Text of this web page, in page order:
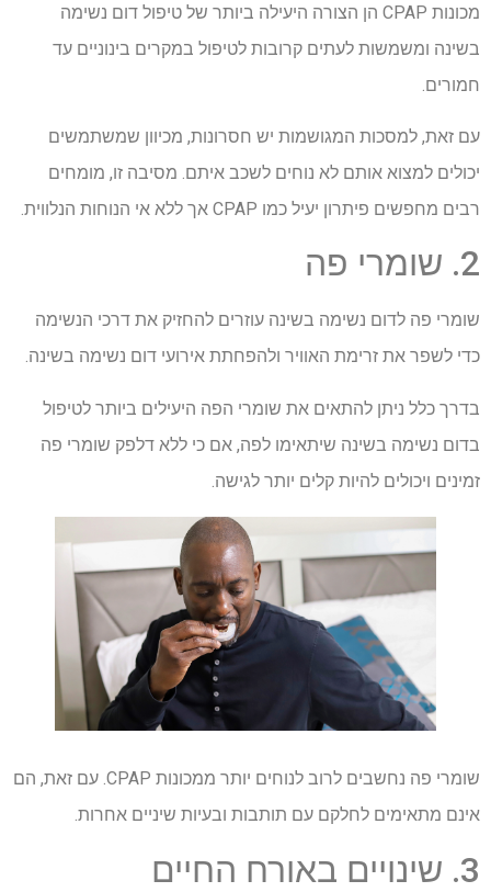
מכונות CPAP הן הצורה היעילה ביותר של טיפול דום נשימה
בשינה ומשמשות לעתים קרובות לטיפול במקרים בינוניים עד
חמורים.
עם זאת, למסכות המגושמות יש חסרונות, מכיוון שמשתמשים
יכולים למצוא אותם לא נוחים לשכב איתם. מסיבה זו, מומחים
רבים מחפשים פיתרון יעיל כמו CPAP אך ללא אי הנוחות הנלווית.
2. שומרי פה
שומרי פה לדום נשימה בשינה עוזרים להחזיק את דרכי הנשימה
כדי לשפר את זרימת האוויר ולהפחתת אירועי דום נשימה בשינה.
בדרך כלל ניתן להתאים את שומרי הפה היעילים ביותר לטיפול
בדום נשימה בשינה שיתאימו לפה, אם כי ללא דלפק שומרי פה
זמינים ויכולים להיות קלים יותר לגישה.
שומרי פה נחשבים לרוב לנוחים יותר ממכונות CPAP. עם זאת, הם
אינם מתאימים לחלקם עם תותבות ובעיות שיניים אחרות.
3. שינויים באורח החיים